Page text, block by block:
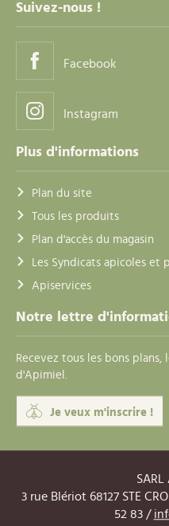
Suivez-nous !
Facebook
Instagram
Plus d'informations
Plan du site
Tous les produits
Plan d'accès du magasin
Les Syndicats apicoles et
Apiservices
Notre lettre
Recevez tous les bons
d'Apimiel.
Je veux m'inscrire !
SARL
3 rue Blériot 68127 STE
52 83 /